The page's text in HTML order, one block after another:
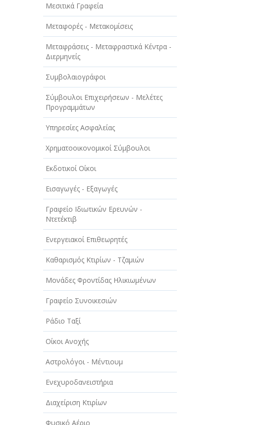
ΞΕΝΟΔΟΧΕΙΑ - ΤΟΥΡΙΣΜΟΣ
ΟΜΟΡΦΙΑ
ΠΑΡΟΧΗ ΥΠΗΡΕΣΙΩΝ
ΤΕΧΝΙΚΑ - ΚΑΤΑΣΚΕΥΑΣΤΙΚΑ
ΤΕΧΝΟΛΟΓΙΑ
ΥΓΕΙΑ - ΙΑΤΡΟΙ
ΦΑΓΗΤΟ
Μεσιτικά Γραφεία
Μεταφορές - Μετακομίσεις
Μεταφράσεις - Μεταφραστικά Κέντρα -
Διερμηνείς
Συμβολαιογράφοι
Σύμβουλοι Επιχειρήσεων - Μελέτες
Προγραμμάτων
Υπηρεσίες Ασφαλείας
Χρηματοοικονομικοί Σύμβουλοι
Εκδοτικοί Οίκοι
Εισαγωγές - Εξαγωγές
Γραφείο Ιδιωτικών Ερευνών -
Ντετέκτιβ
Ενεργειακοί Επιθεωρητές
Καθαρισμός Κτιρίων - Τζαμιών
Μονάδες Φροντίδας Ηλικιωμένων
Γραφείο Συνοικεσιών
Ράδιο Ταξί
Οίκοι Ανοχής
Αστρολόγοι - Μέντιουμ
Ενεχυροδανειστήρια
Διαχείριση Κτιρίων
Φυσικό Αέριο